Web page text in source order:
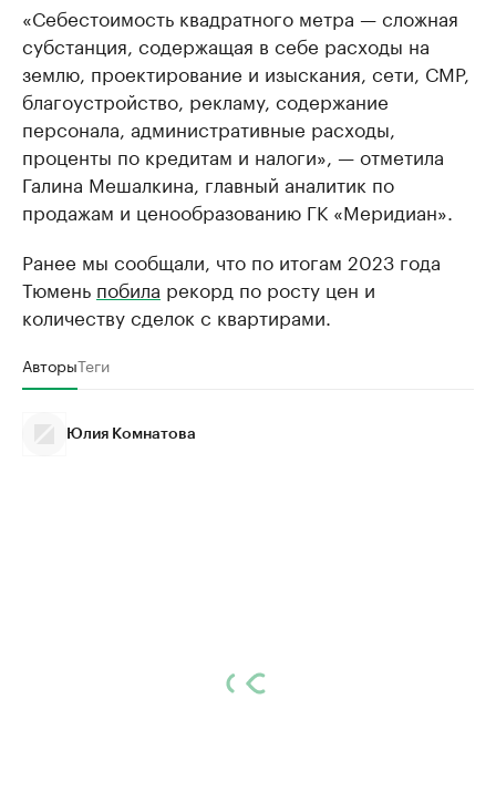
«Себестоимость квадратного метра — сложная
субстанция, содержащая в себе расходы на
землю, проектирование и изыскания, сети, СМР,
благоустройство, рекламу, содержание
персонала, административные расходы,
проценты по кредитам и налоги», — отметила
Галина Мешалкина, главный аналитик по
продажам и ценообразованию ГК «Меридиан».
Ранее мы сообщали, что по итогам 2023 года
Тюмень побила рекорд по росту цен и
количеству сделок с квартирами.
АвторыТеги
Юлия Комнатова